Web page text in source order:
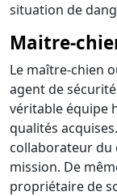
situation de
Maitre-
Le maître-chien
agent de
véritable équipe
qualités
collaborateur du
mission. De
propriétaire de